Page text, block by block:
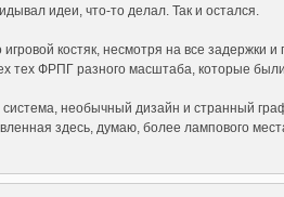
идеи, что-то делал. Так и остался.
костяк, несмотря на все
тех ФРПГ разного масштаба, которые
необычный дизайн и странный
здесь, думаю, более лампового